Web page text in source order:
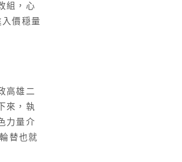
組，心
價穏量
高雄二
來，執
力量介
替也就